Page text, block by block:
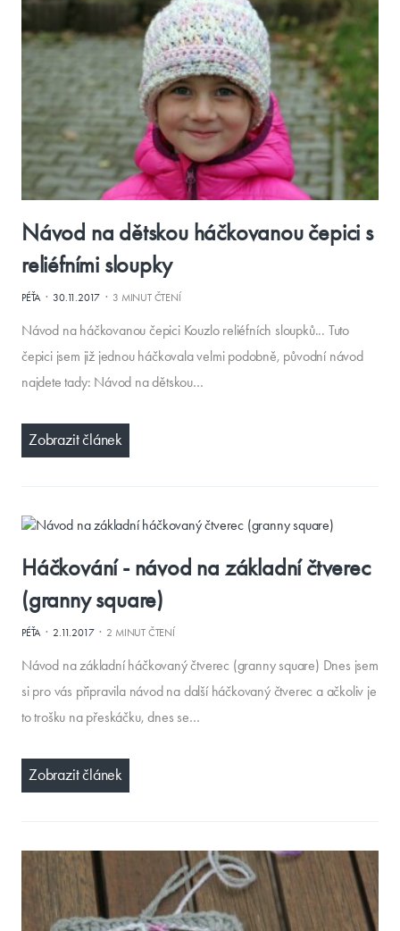
Návod na dětskou háčkovanou čepici s
reliéfními sloupky
PÉŤA·30.11.2017 · 3 MINUT ČTENÍ
Návod na háčkovanou čepici Kouzlo reliéfních sloupků... Tuto
čepici jsem již jednou háčkovala velmi podobně, původní návod
najdete tady: Návod na dětskou…
Zobrazit článek
Háčkování - návod na základní čtverec
(granny square)
PÉŤA· 2.11.2017· 2 MINUT ČTENÍ
Návod na základní háčkovaný čtverec (granny square) Dnes jsem
si pro vás připravila návod na další háčkovaný čtverec a ačkoliv je
to trošku na přeskáčku, dnes se…
Zobrazit článek